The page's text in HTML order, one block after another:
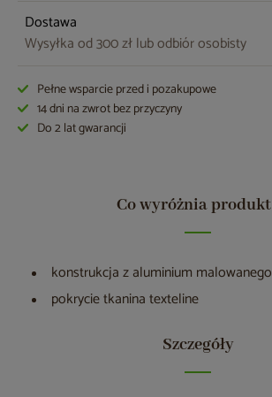
Dostawa
Wysyłka od 300 zł lub odbiór osobisty
Pełne wsparcie przed i pozakupowe
14 dni na zwrot bez przyczyny
Do 2 lat gwarancji
Co wyróżnia
konstrukcja z aluminium
pokrycie tkanina texteline
Szczegóły